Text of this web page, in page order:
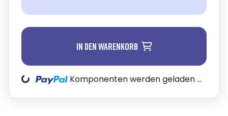
In den Warenkorb
Loading... Komponenten werden geladen ...